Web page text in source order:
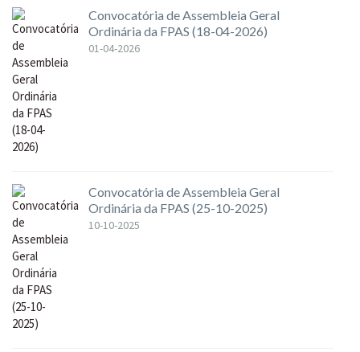
Convocatória de Assembleia Geral
Ordinária da FPAS (18-04-2026)
01-04-2026
Convocatória de Assembleia Geral
Ordinária da FPAS (25-10-2025)
10-10-2025